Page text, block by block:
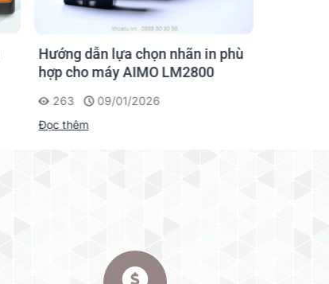
Hướng dẫn lựa chọn nhãn in phù
hợp cho máy AIMO LM2800
263
09/01/2026
Đọc thêm